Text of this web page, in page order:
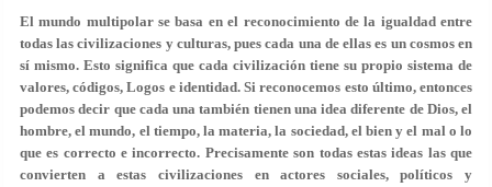
El mundo multipolar se basa en el reconocimiento de la igualdad entre
todas las civilizaciones y culturas, pues cada una de ellas es un cosmos en
sí mismo. Esto significa que cada civilización tiene su propio sistema de
valores, códigos, Logos e identidad. Si reconocemos esto último, entonces
podemos decir que cada una también tienen una idea diferente de Dios, el
hombre, el mundo, el tiempo, la materia, la sociedad, el bien y el mal o lo
que es correcto e incorrecto. Precisamente son todas estas ideas las que
convierten a estas civilizaciones en actores sociales, políticos y